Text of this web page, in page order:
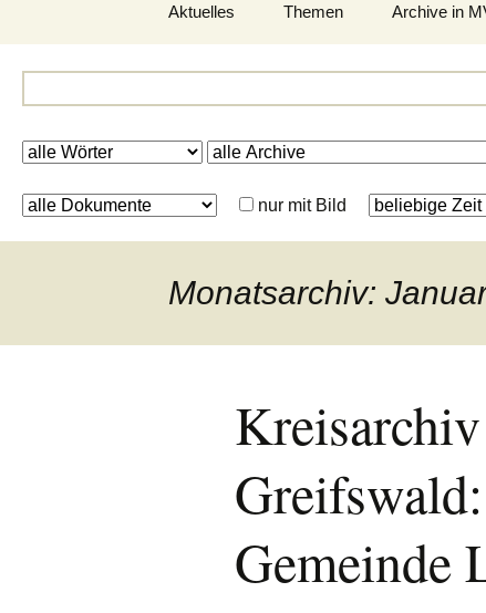
Inhalt
springen
Aktuelles Themen Archive in
nur mit Bild
Monatsarchiv:
Gemeinde